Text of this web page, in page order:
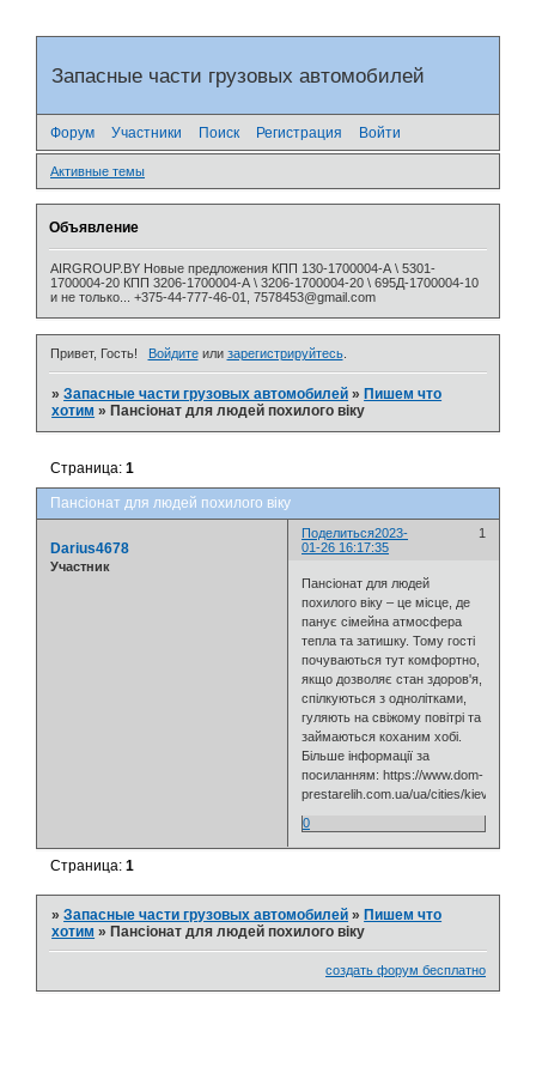
Запасные части грузовых автомобилей
Форум Участники Поиск Регистрация Войти
Активные темы
Объявление
AIRGROUP.BY Новые предложения КПП 130-1700004-А \ 5301-
1700004-20 КПП 3206-1700004-А \ 3206-1700004-20 \ 695Д-1700004-10
и не только... +375-44-777-46-01, 7578453@gmail.com
Привет, Гость! Войдитеили зарегистрируйтесь.
»Запасные части грузовых автомобилей » Пишем что
хотим » Пансіонат для людей похилого віку
Пансіонат для людей похилого віку
Страница:1
Поделиться 1
2023-
01-26 16:17:35
Darius4678
Участник
Пансіонат для людей
похилого віку – це місце, де
панує сімейна атмосфера
тепла та затишку. Тому гості
почуваються тут комфортно,
якщо дозволяє стан здоров'я,
спілкуються з однолітками,
гуляють на свіжому повітрі та
займаються коханим хобі.
Більше інформації за
посиланням: https://www.dom-
prestarelih.com.ua/ua/cities/kiev/
0
Страница:1
»Запасные части грузовых автомобилей » Пишем что
хотим » Пансіонат для людей похилого віку
создать форум бесплатно